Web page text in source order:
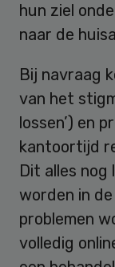
hun ziel
naar de
Bij navraag
van het
lossen’) en
kantoortijd
Dit alles nog
worden in
problemen
volledig